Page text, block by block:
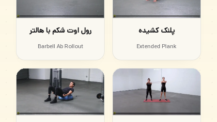
پلنک کشیده
Extended Plank
رول اوت شکم با هالتر
Barbell Ab Rollout